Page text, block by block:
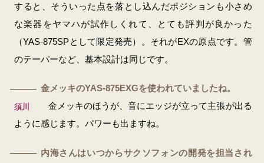
すると、そういった点を落とし込んだポジションも小さめ
な楽器をヤマハが試作しくれて、とても評判が良かった
（YAS-875SPとして限定発売）。それがEXの原点です。管
のテーパーなど、基本設計は同じです。
― 金メッキのYAS-875EXGを使われていましたね。
須川
金メッキのほうが、音にエッジが立って主張が出る
ように感じます。パワーも出ますね。
― 内海さんはいつからサクソフォンの開発を担当され